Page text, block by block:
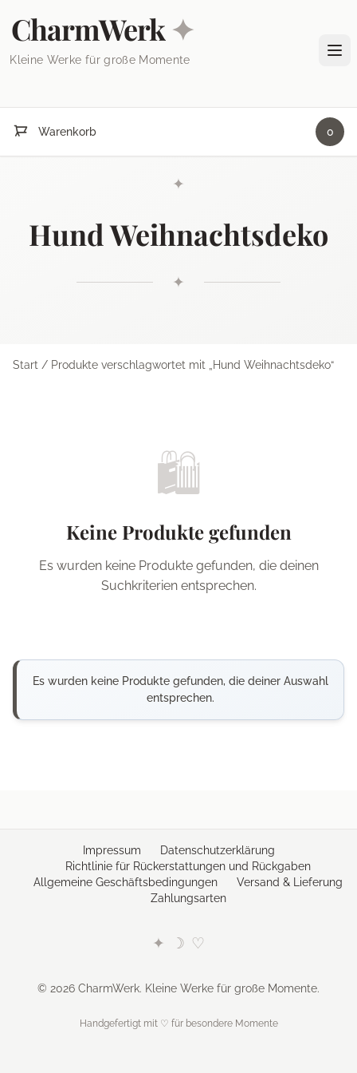
Skip to content
CharmWerk✦
Kleine Werke für große Momente
Warenkorb 0
✦
Hund Weihnachtsdeko
✦
Start / Produkte verschlagwortet mit „Hund Weihnachtsdeko“
🛍️
Keine Produkte gefunden
Es wurden keine Produkte gefunden, die deinen
Suchkriterien entsprechen.
Es wurden keine Produkte gefunden, die deiner Auswahl
entsprechen.
Impressum
Datenschutzerklärung
Richtlinie für Rückerstattungen und Rückgaben
Allgemeine Geschäftsbedingungen
Versand & Lieferung
Zahlungsarten
✦ ☽ ♡
© 2026 CharmWerk. Kleine Werke für große Momente.
Handgefertigt mit ♡ für besondere Momente